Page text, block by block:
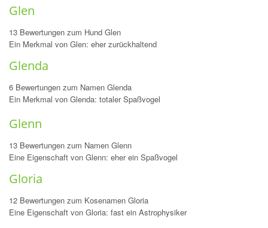
Glen
13 Bewertungen zum Hund Glen
Ein Merkmal von Glen: eher zurückhaltend
Glenda
6 Bewertungen zum Namen Glenda
Ein Merkmal von Glenda: totaler Spaßvogel
Glenn
13 Bewertungen zum Namen Glenn
Eine Eigenschaft von Glenn: eher ein Spaßvogel
Gloria
12 Bewertungen zum Kosenamen Gloria
Eine Eigenschaft von Gloria: fast ein Astrophysiker